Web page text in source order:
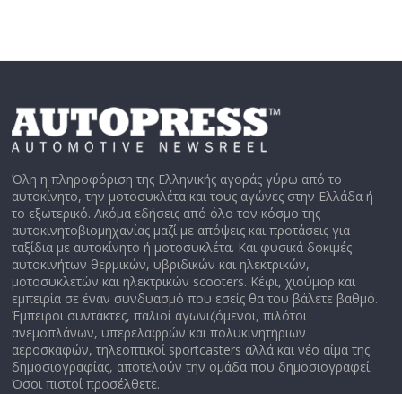
Όλη η πληροφόριση της Ελληνικής αγοράς γύρω από το
αυτοκίνητο, την μοτοσυκλέτα και τους αγώνες στην Ελλάδα ή
το εξωτερικό. Ακόμα εδήσεις από όλο τον κόσμο της
αυτοκινητοβιομηχανίας μαζί με απόψεις και προτάσεις για
ταξίδια με αυτοκίνητο ή μοτοσυκλέτα. Και φυσικά δοκιμές
αυτοκινήτων θερμικών, υβριδικών και ηλεκτρικών,
μοτοσυκλετών και ηλεκτρικών scooters. Κέφι, χιούμορ και
εμπειρία σε έναν συνδυασμό που εσείς θα του βάλετε βαθμό.
Έμπειροι συντάκτες, παλιοί αγωνιζόμενοι, πιλότοι
ανεμοπλάνων, υπερελαφρών και πολυκινητήριων
αεροσκαφών, τηλεοπτικοί sportcasters αλλά και νέο αίμα της
δημοσιογραφίας, αποτελούν την ομάδα που δημοσιογραφεί.
Όσοι πιστοί προσέλθετε.